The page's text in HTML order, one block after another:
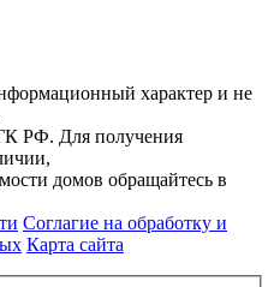
характер и не
РФ. Для получения
домов обращайтесь в
Соглагие на обработку и
Карта сайта